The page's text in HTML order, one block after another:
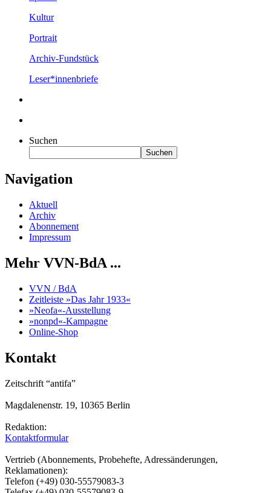
Kultur
Portrait
Archiv-Fundstück
Leser*innenbriefe
Suchen
Suchen
Navigation
Aktuell
Archiv
Abonnement
Impressum
Mehr VVN-BdA ...
VVN / BdA
Zeitleiste »Das Jahr 1933«
»Neofa«-Ausstellung
»nonpd«-Kampagne
Online-Shop
Kontakt
Zeitschrift “antifa”
Magdalenenstr. 19, 10365 Berlin
Redaktion:
Kontaktformular
Vertrieb (Abonnements, Probehefte, Adressänderungen,
Reklamationen):
Telefon (+49) 030-55579083-3